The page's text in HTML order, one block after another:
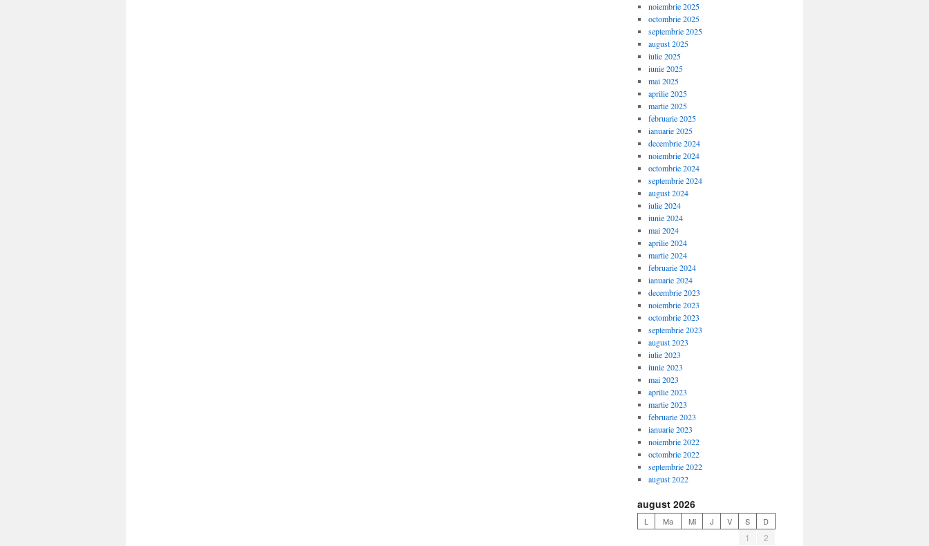
noiembrie 2025
octombrie 2025
septembrie 2025
august 2025
iulie 2025
iunie 2025
mai 2025
aprilie 2025
martie 2025
februarie 2025
ianuarie 2025
decembrie 2024
noiembrie 2024
octombrie 2024
septembrie 2024
august 2024
iulie 2024
iunie 2024
mai 2024
aprilie 2024
martie 2024
februarie 2024
ianuarie 2024
decembrie 2023
noiembrie 2023
octombrie 2023
septembrie 2023
august 2023
iulie 2023
iunie 2023
mai 2023
aprilie 2023
martie 2023
februarie 2023
ianuarie 2023
noiembrie 2022
octombrie 2022
septembrie 2022
august 2022
august 2026
L Ma Mi J V S D
1
2